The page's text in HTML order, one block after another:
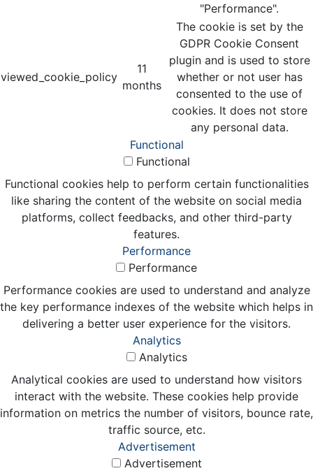
"Performance".
viewed_cookie_policy
11
months
The cookie is set by the
GDPR Cookie Consent
plugin and is used to store
whether or not user has
consented to the use of
cookies. It does not store
any personal data.
Functional
Functional
Functional cookies help to perform certain functionalities
like sharing the content of the website on social media
platforms, collect feedbacks, and other third-party
features.
Performance
Performance
Performance cookies are used to understand and analyze
the key performance indexes of the website which helps in
delivering a better user experience for the visitors.
Analytics
Analytics
Analytical cookies are used to understand how visitors
interact with the website. These cookies help provide
information on metrics the number of visitors, bounce rate,
traffic source, etc.
Advertisement
Advertisement